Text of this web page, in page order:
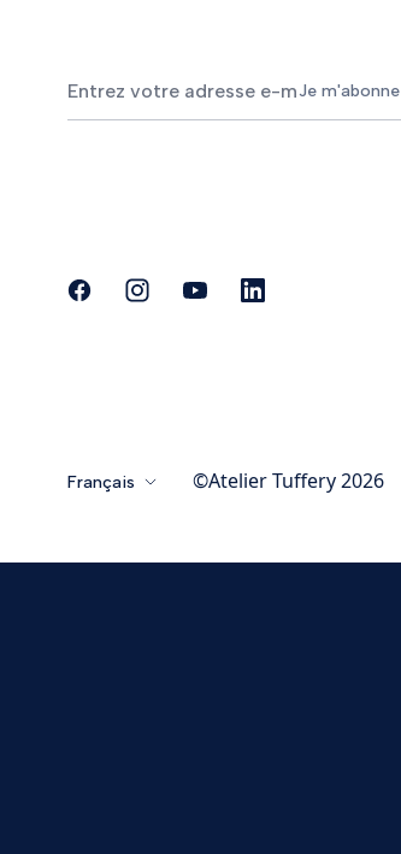
Je m'abonne
Français ©Atelier Tuffery 2026